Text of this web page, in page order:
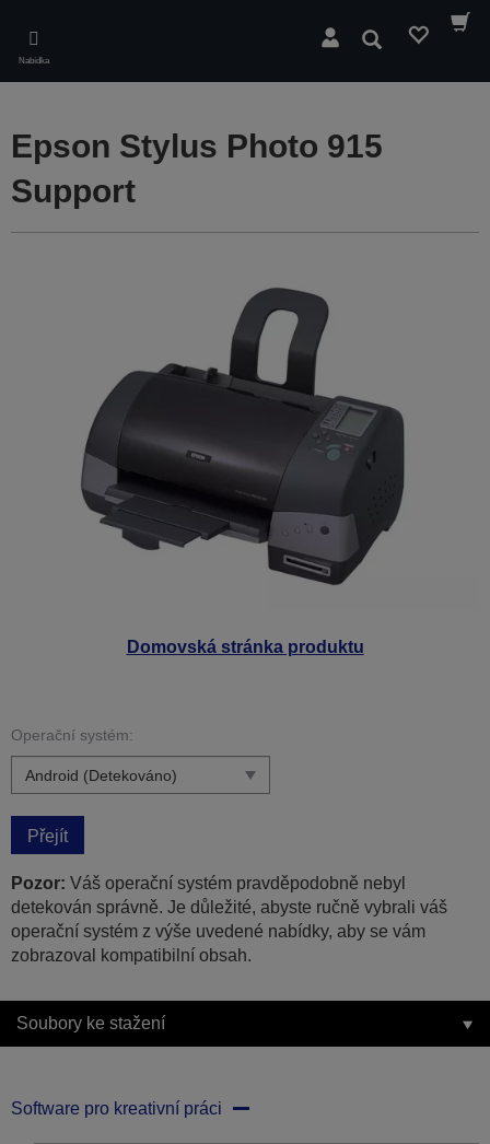
main
content
Nabídka
Hledat
Domovská stránka produktu
Epson Stylus Photo 915
Support
Operační systém:
Přejít
Pozor: Váš operační systém pravděpodobně nebyl
detekován správně. Je důležité, abyste ručně vybrali váš
operační systém z výše uvedené nabídky, aby se vám
zobrazoval kompatibilní obsah.
Soubory ke stažení
Software pro kreativní práci